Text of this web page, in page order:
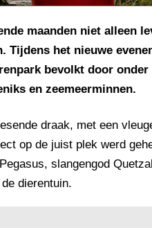
maanden niet alleen
Tijdens het nieuwe
bevolkt door onder
en zeemeerminnen.
draak, met een
op de juist plek werd
slangengod
dierentuin.